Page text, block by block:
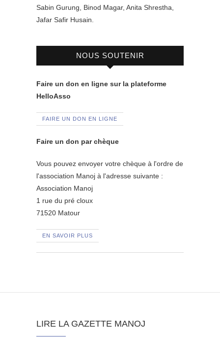
Sabin Gurung, Binod Magar, Anita Shrestha,
Jafar Safir Husain.
NOUS SOUTENIR
Faire un don en ligne sur la plateforme
HelloAsso
FAIRE UN DON EN LIGNE
Faire un don par chèque
Vous pouvez envoyer votre chèque à l'ordre de
l'association Manoj à l'adresse suivante :
Association Manoj
1 rue du pré cloux
71520 Matour
EN SAVOIR PLUS
LIRE LA GAZETTE MANOJ